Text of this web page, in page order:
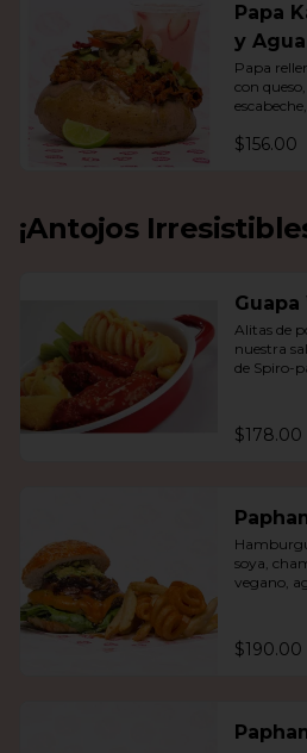
Papa
y
Papa
con
$156.00
¡Antojos
Alitas de
nuestra
de Spiro-
$178.00
soya,
vegano,
$190.00